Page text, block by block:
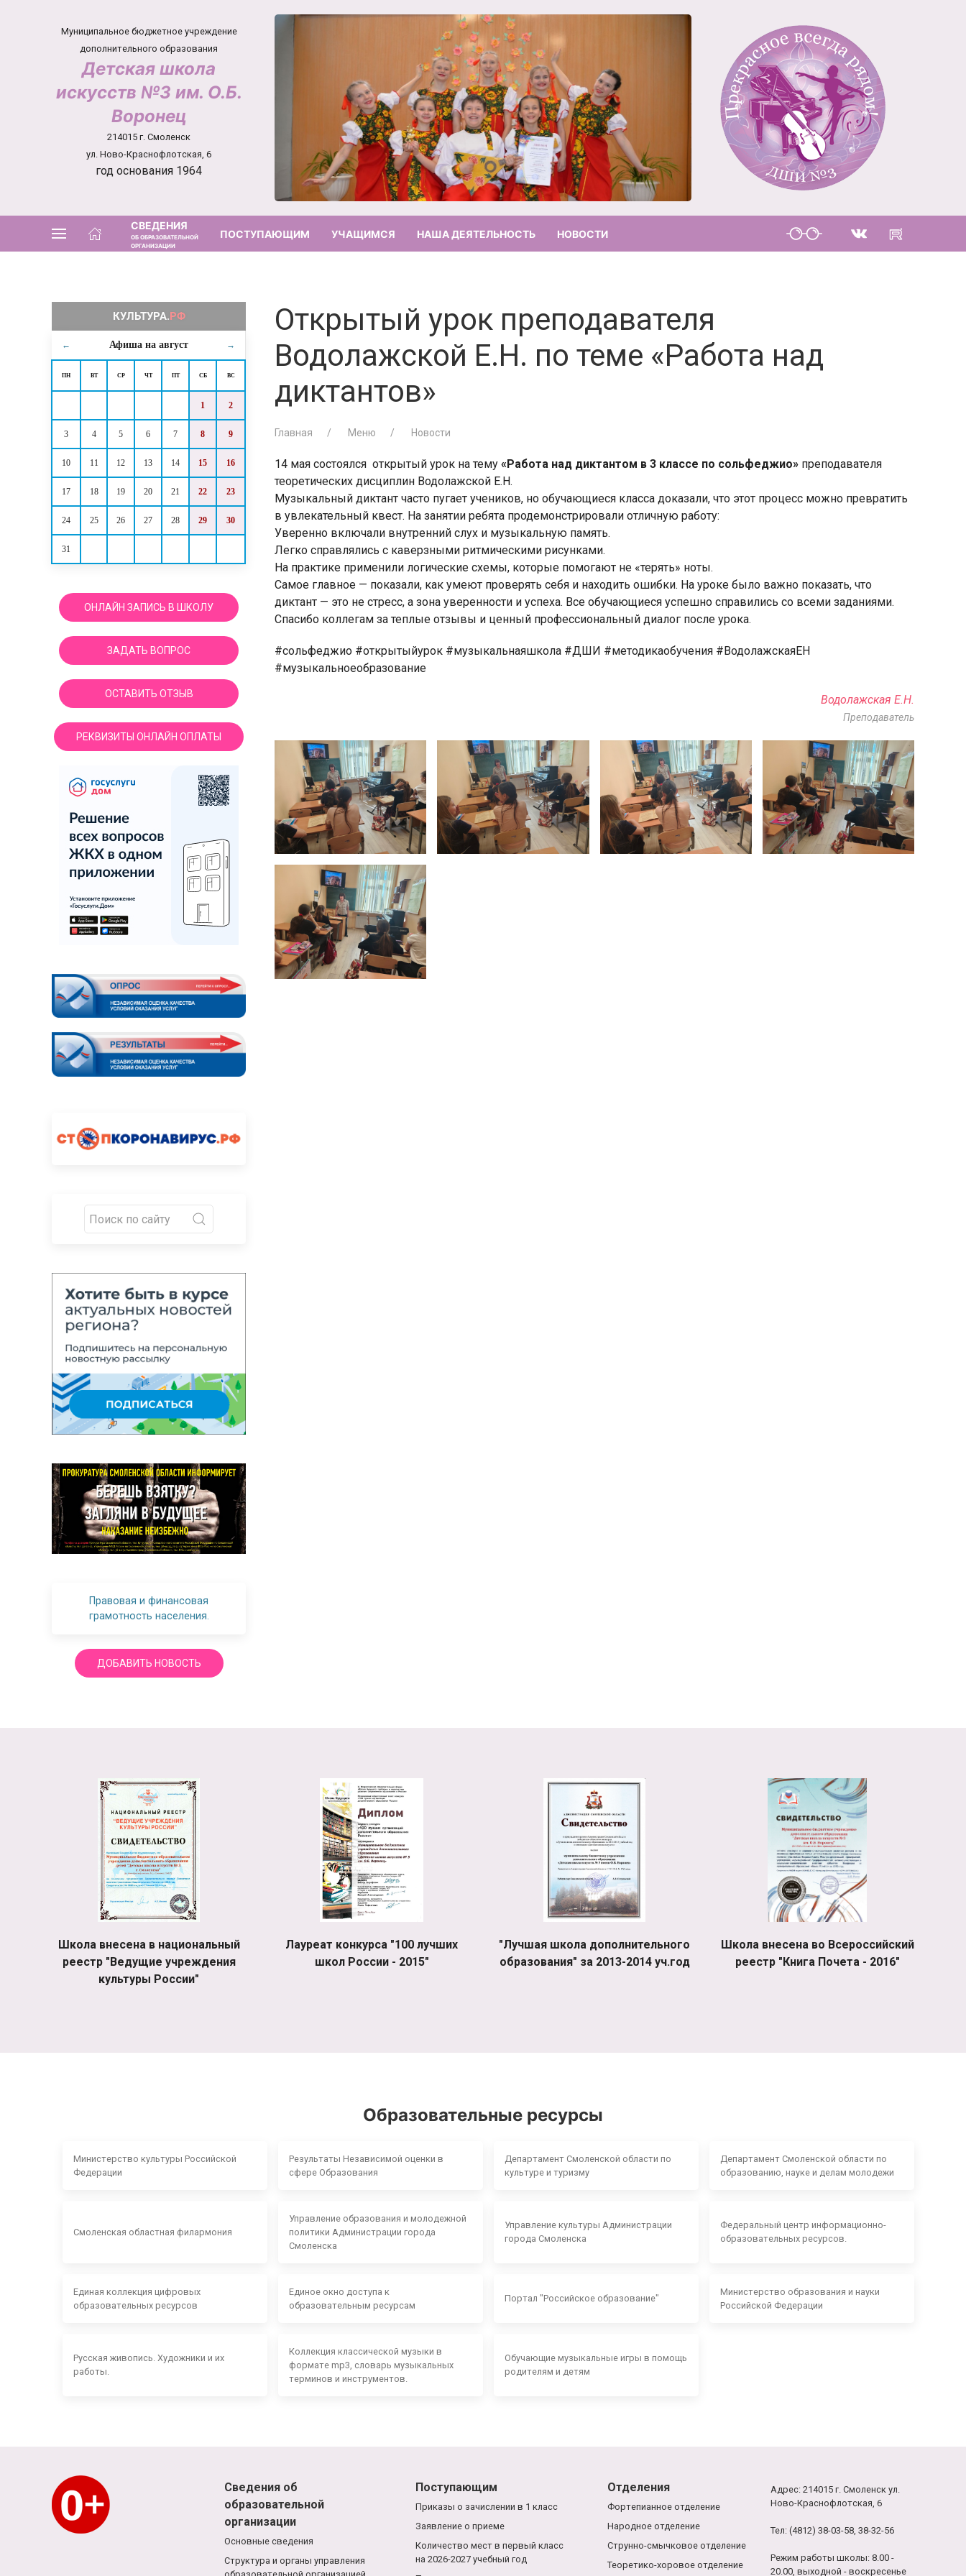
Муниципальное бюджетное учреждение
дополнительного образования
Детская школа
искусств №3 им. О.Б.
Воронец
214015 г. Смоленск
ул. Ново-Краснофлотская, 6
год основания 1964
СВЕДЕНИЯ
ОБ ОБРАЗОВАТЕЛЬНОЙ
ОРГАНИЗАЦИИ
ПОСТУПАЮЩИМ УЧАЩИМСЯ НАША ДЕЯТЕЛЬНОСТЬ НОВОСТИ
← Афиша на август →
ПН ВТ СР ЧТ ПТ СБ ВС
1 2
3 4 5 6 7 8 9
10 11 12 13 14 15 16
17 18 19 20 21 22 23
24 25 26 27 28 29 30
31
ОНЛАЙН ЗАПИСЬ В ШКОЛУ
ЗАДАТЬ ВОПРОС
ОСТАВИТЬ ОТЗЫВ
РЕКВИЗИТЫ ОНЛАЙН ОПЛАТЫ
Правовая и финансовая
грамотность населения.
ДОБАВИТЬ НОВОСТЬ
Открытый урок преподавателя
Водолажской Е.Н. по теме «Работа над
диктантов»
Главная Меню Новости
14 мая состоялся открытый урок на тему «Работа над диктантом в 3 классе по сольфеджио» преподавателя
теоретических дисциплин Водолажской Е.Н.
Музыкальный диктант часто пугает учеников, но обучающиеся класса доказали, что этот процесс можно превратить
в увлекательный квест. На занятии ребята продемонстрировали отличную работу:
Уверенно включали внутренний слух и музыкальную память.
Легко справлялись с каверзными ритмическими рисунками.
На практике применили логические схемы, которые помогают не «терять» ноты.
Самое главное — показали, как умеют проверять себя и находить ошибки. На уроке было важно показать, что
диктант — это не стресс, а зона уверенности и успеха. Все обучающиеся успешно справились со всеми заданиями.
Спасибо коллегам за теплые отзывы и ценный профессиональный диалог после урока.
#сольфеджио #открытыйурок #музыкальнаяшкола #ДШИ #методикаобучения #ВодолажскаяЕН
#музыкальноеобразование
Водолажская Е.Н.
Преподаватель
Школа внесена в национальный
реестр "Ведущие учреждения
культуры России"
Лауреат конкурса "100 лучших
школ России - 2015"
"Лучшая школа дополнительного
образования" за 2013-2014 уч.год
Школа внесена во Всероссийский
реестр "Книга Почета - 2016"
Образовательные ресурсы
Министерство культуры Российской
Федерации
Результаты Независимой оценки в
сфере Образования
Департамент Смоленской области по
культуре и туризму
Департамент Смоленской области по
образованию, науке и делам молодежи
Смоленская областная филармония
Управление образования и молодежной
политики Администрации города
Смоленска
Управление культуры Администрации
города Смоленска
Федеральный центр информационно-
образовательных ресурсов.
Единая коллекция цифровых
образовательных ресурсов
Единое окно доступа к
образовательным ресурсам
Портал "Российское образование"
Министерство образования и науки
Российской Федерации
Русская живопись. Художники и их
работы.
Коллекция классической музыки в
формате mp3, словарь музыкальных
терминов и инструментов.
Обучающие музыкальные игры в помощь
родителям и детям
Сведения об
образовательной
организации
Основные сведения
Структура и органы управления
Поступающим
Приказы о зачислении в 1 класс
Заявление о приеме
Количество мест в первый класс
на 2026-2027 учебный год
Отделения
Фортепианное отделение
Народное отделение
Струнно-смычковое отделение
Теоретико-хоровое отделение
Адрес: 214015 г. Смоленск ул.
Ново-Краснофлотская, 6
Тел: (4812) 38-03-58, 38-32-56
Режим работы школы: 8.00 -
20.00, выходной - воскресенье